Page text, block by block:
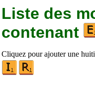
Liste des
contenant
Cliquez pour ajouter une